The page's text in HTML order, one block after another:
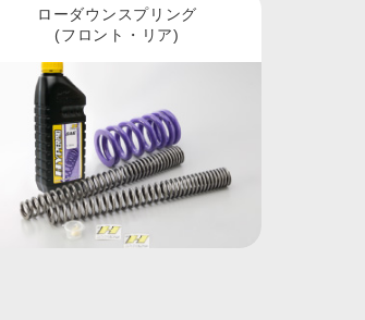
ローダウンスプリング
(フロント・リア)